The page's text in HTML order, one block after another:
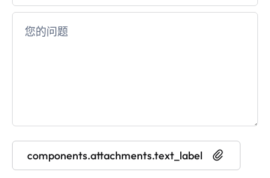
components.attachments.text_label